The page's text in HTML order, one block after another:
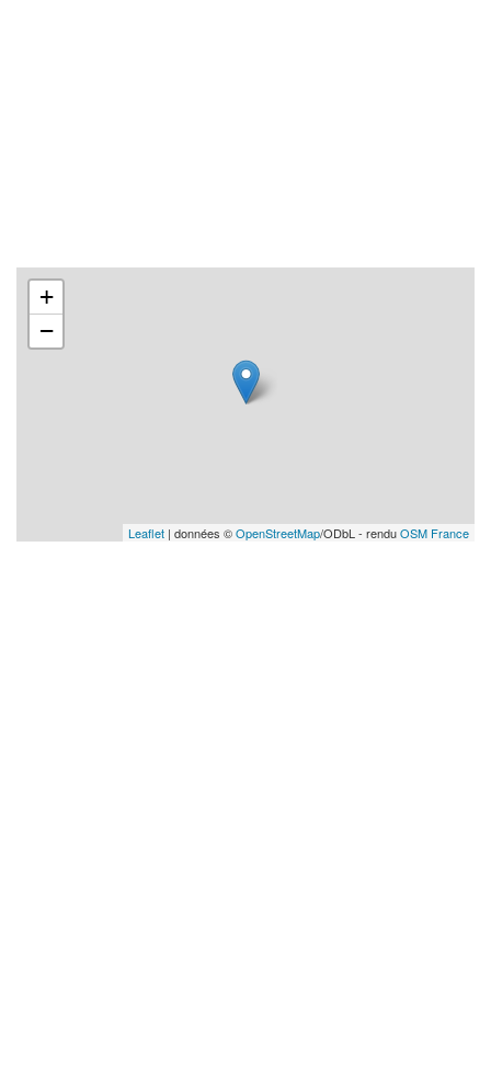
+
−
Leaflet | données ©OpenStreetMap/ODbL - renduOSM France